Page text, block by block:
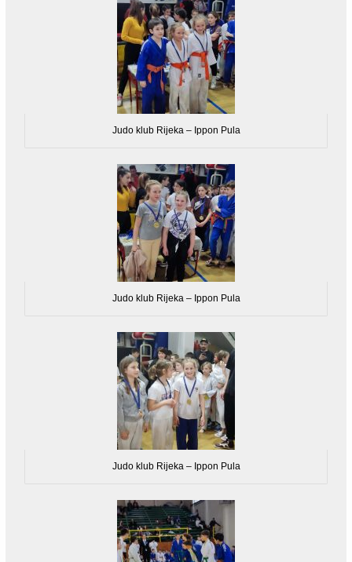
Judo klub Rijeka – Ippon Pula
Judo klub Rijeka – Ippon Pula
Judo klub Rijeka – Ippon Pula